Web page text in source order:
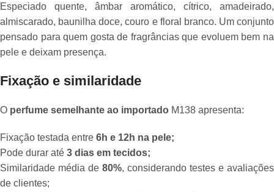
Especiado quente, âmbar aromático, cítrico, amadeirado,
almiscarado, baunilha doce, couro e floral branco. Um conjunto
pensado para quem gosta de fragrâncias que evoluem bem na
pele e deixam presença.
Fixação e similaridade
O perfume semelhante ao importado M138 apresenta:
Fixação testada entre 6h e 12h na pele;
Pode durar até 3 dias em tecidos;
Similaridade média de 80%, considerando testes e avaliações
de clientes;